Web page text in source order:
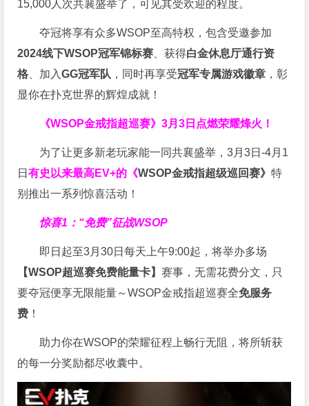
15,000人次共襄盛举了，可见其受欢迎的程度。
夺冠将享有众多WSOP至高特权，包含受邀参加
2024线下WSOP冠军锦标赛 、获得白金休息厅通行资
格 、加入GG冠军队 ，同时再享受冠军专属游戏徽章 ，彰
显你在扑克世界的辉煌成就！
《WSOP金戒指超巡赛》3月3日点燃荣耀烽火！
为了让更多新老玩家能一同共襄盛举，3月3日-4月1
日有史以来最高EV+的《WSOP金戒指超级巡回赛》特
别推出一系列惊喜活动！
惊喜1：“免费”征战WSOP
即日起至3月30日每天上午9:00起，将举办多场
【WSOP超巡赛免费能量卡】赛事，无需花费分文，只
要夺冠便享无限能量～WSOP金戒指超巡赛全免服务
费 ！
助力你在WSOP的荣耀征程上畅行无阻，将所斩获
的每一分奖励都尽收囊中。